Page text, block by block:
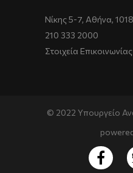
Νίκης 5-7, Αθήνα,
210 333 2000
Στοιχεία Επικοινωνίας
© 2022 Υπουργείο